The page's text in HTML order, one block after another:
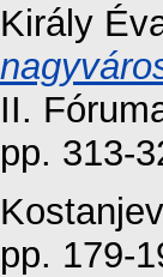
Király
II.
pp. 313-
pp. 179-